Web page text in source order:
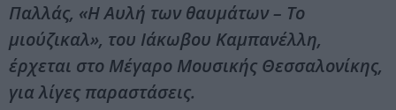
Παλλάς, «Η Αυλή των θαυμάτων – Το
μιούζικαλ», του Ιάκωβου Καμπανέλλη,
έρχεται στο Μέγαρο Μουσικής Θεσσαλονίκης,
για λίγες παραστάσεις.